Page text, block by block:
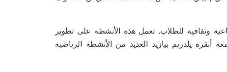
وثقافية للطلاب. تعمل هذه الأنشطة على تطوير
أنقرة يلدريم بيازيد العديد من الأنشطة الرياضية